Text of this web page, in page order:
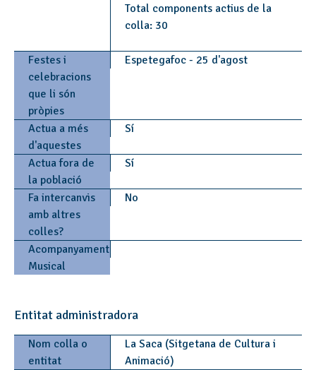
Total components actius de la
colla: 30
Festes i
celebracions
que li són
pròpies
Espetegafoc - 25 d'agost
Actua a més
d'aquestes
Sí
Actua fora de
la població
Sí
Fa intercanvis
amb altres
colles?
No
Acompanyament
Musical
Entitat administradora
Nom colla o
entitat
La Saca (Sitgetana de Cultura i
Animació)